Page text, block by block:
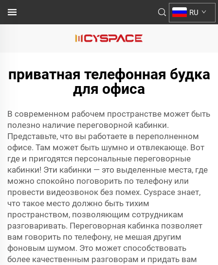
RU
приватная телефонная будка
для офиса
В современном рабочем пространстве может быть
полезно наличие переговорной кабинки.
Представьте, что вы работаете в переполненном
офисе. Там может быть шумно и отвлекающе. Вот
где и пригодятся персональные переговорные
кабинки! Эти кабинки — это выделенные места, где
можно спокойно поговорить по телефону или
провести видеозвонок без помех. Cyspace знает,
что такое место должно быть тихим
пространством, позволяющим сотрудникам
разговаривать. Переговорная кабинка позволяет
вам говорить по телефону, не мешая другим
фоновым шумом. Это может способствовать
более качественным разговорам и придать вам